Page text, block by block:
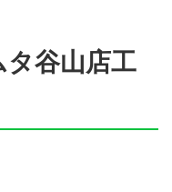
谷山店工